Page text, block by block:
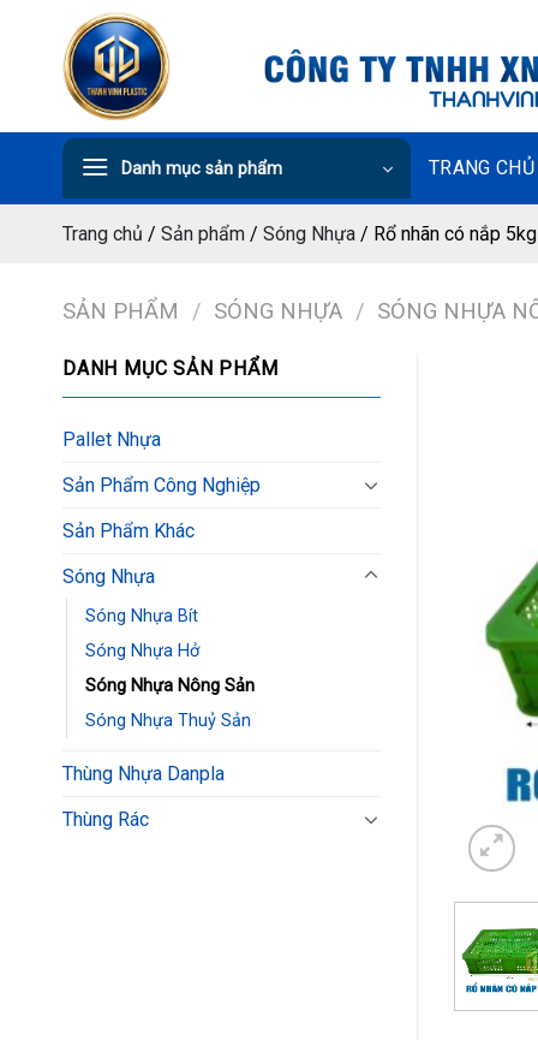
Danh mục sản phẩm TRANG CHỦ
Trang chủ / Sản phẩm / Sóng Nhựa / Rổ nhãn có nắp 5kg
SẢN PHẨM / SÓNG NHỰA / SÓNG NHỰA
DANH MỤC SẢN PHẨM
Pallet Nhựa
Sản Phẩm Công Nghiệp
Sản Phẩm Khác
Sóng Nhựa
Sóng Nhựa Bít
Sóng Nhựa Hở
Sóng Nhựa Nông Sản
Sóng Nhựa Thuỷ Sản
Thùng Nhựa Danpla
Thùng Rác